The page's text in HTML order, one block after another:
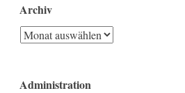
Archiv
Archiv
Administration